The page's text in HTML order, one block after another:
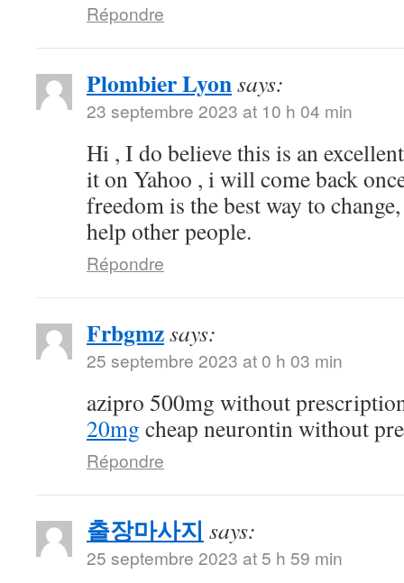
Répondre
Plombier Lyonsays:
23 septembre 2023 at 10 h 04 min
Hi , I do believe this is an
it on Yahoo , i will come back
freedom is the best way to
help other people.
Répondre
Frbgmzsays:
25 septembre 2023 at 0 h 03 min
azipro 500mg without
20mg cheap neurontin without
Répondre
출장마사지 says:
25 septembre 2023 at 5 h 59 min